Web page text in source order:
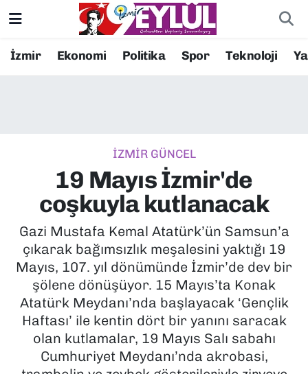
İzmir Ekonomi Politika Spor Teknoloji
İZMİR GÜNCEL
19 Mayıs İzmir'de
coşkuyla kutlanacak
Gazi Mustafa Kemal Atatürk’ün Samsun’a
çıkarak bağımsızlık meşalesini yaktığı 19
Mayıs, 107. yıl dönümünde İzmir’de dev bir
şölene dönüşüyor. 15 Mayıs’ta Konak
Atatürk Meydanı’nda başlayacak ‘Gençlik
Haftası’ ile kentin dört bir yanını saracak
olan kutlamalar, 19 Mayıs Salı sabahı
Cumhuriyet Meydanı’nda akrobasi,
Resmi İlanlar
EKONOMİ
KÜLTÜR SANAT
MAGAZİN
POLİTİKA
SAĞLIK
SPOR
Konak Nöbetçi Eczaneler
Süper Lig Puan Durumu ve Fikstür
Tüm Manşetler
Son Dakika Haberleri
Haber Arşivi